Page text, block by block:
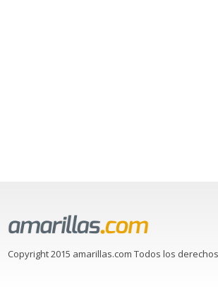
Copyright 2015 amarillas.com Todos los